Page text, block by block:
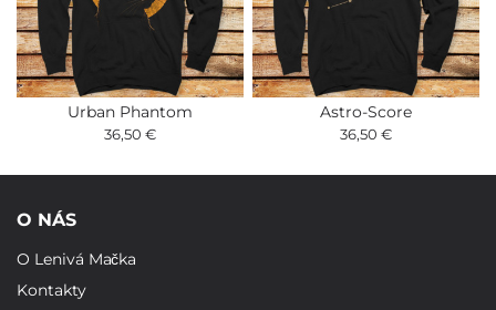
Urban Phantom
36,50 €
Astro-Score
36,50 €
O NÁS
O Lenivá Mačka
Kontakty